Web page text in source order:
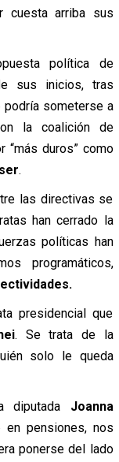
cuesta arriba sus
política de
sus inicios, tras
podría someterse a
la coalición de
“más duros” como
.
las directivas se
han cerrado la
políticas han
programáticos,
presidencial que
. Se trata de la
solo le queda
diputada Joanna
en pensiones, nos
ponerse del lado